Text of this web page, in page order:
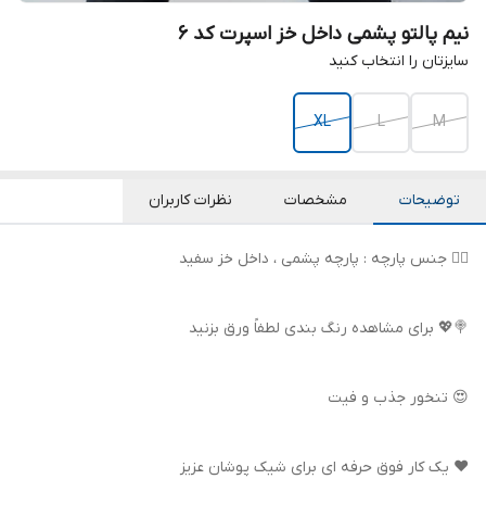
نیم پالتو پشمی داخل خز اسپرت کد ۶
سایزتان را انتخاب کنید
M
L
XL
توضیحات مشخصات نظرات کاربران
👌🏻 جنس پارچه : پارچه پشمی ، داخل خز سفید
🍭💖 برای مشاهده رنگ بندی لطفاً ورق بزنید
😍 تنخور جذب و فیت
❤️ یک کار فوق حرفه ای برای شیک پوشان عزیز